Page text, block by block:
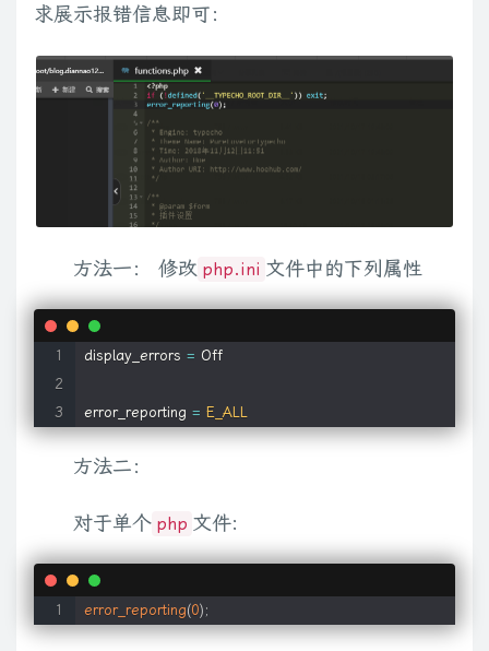
求展示报错信息即可：
方法一： 修改 php.ini 文件中的下列属性
display_errors = Off
error_reporting = E_ALL
方法二：
对于单个 php 文件:
error_reporting(0) ;